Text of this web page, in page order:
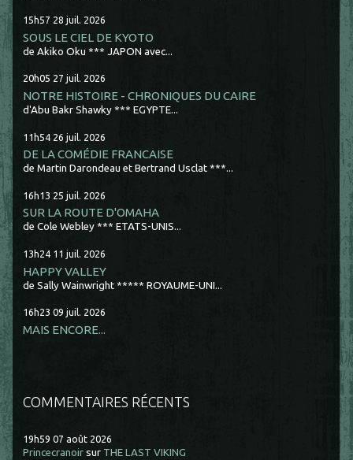
15h57 28 juil. 2026
SOUS LE CIEL DE KYOTO
de Akiko Oku *** JAPON avec...
20h05 27 juil. 2026
NOTRE HISTOIRE - CHRONIQUES DU CAIRE
d'Abu Bakr Shawky *** EGYPTE...
11h54 26 juil. 2026
DE LA COMÉDIE FRANCAISE
de Martin Darondeau et Bertrand Usclat ***...
16h13 25 juil. 2026
SUR LA ROUTE D'OMAHA
de Cole Webley *** ETATS-UNIS...
13h24 11 juil. 2026
HAPPY VALLEY
de Sally Wainwright ***** ROYAUME-UNI...
16h23 09 juil. 2026
MAIS ENCORE...
COMMENTAIRES RÉCENTS
19h59 07 août 2026
Princecranoir sur THE LAST VIKING